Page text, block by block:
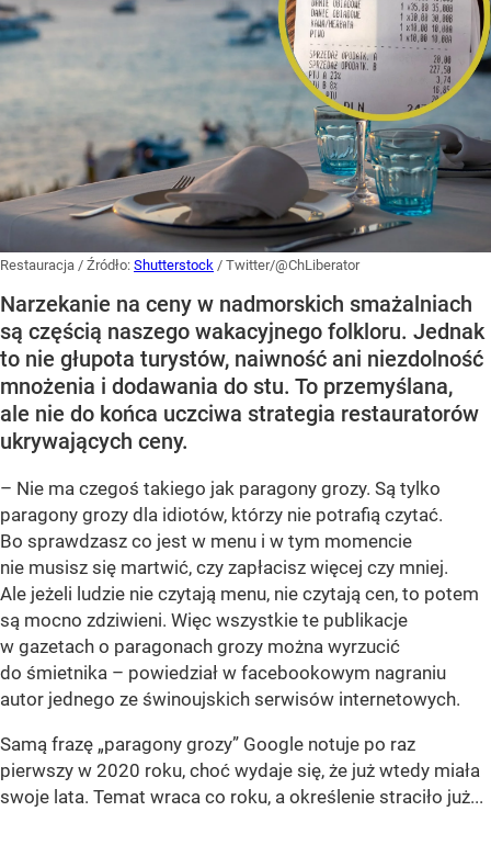
Restauracja / Źródło: Shutterstock / Twitter/@ChLiberator
Narzekanie na ceny w nadmorskich smażalniach
są częścią naszego wakacyjnego folkloru. Jednak
to nie głupota turystów, naiwność ani niezdolność
mnożenia i dodawania do stu. To przemyślana,
ale nie do końca uczciwa strategia restauratorów
ukrywających ceny.
– Nie ma czegoś takiego jak paragony grozy. Są tylko
paragony grozy dla idiotów, którzy nie potrafią czytać.
Bo sprawdzasz co jest w menu i w tym momencie
nie musisz się martwić, czy zapłacisz więcej czy mniej.
Ale jeżeli ludzie nie czytają menu, nie czytają cen, to potem
są mocno zdziwieni. Więc wszystkie te publikacje
w gazetach o paragonach grozy można wyrzucić
do śmietnika – powiedział w facebookowym nagraniu
autor jednego ze świnoujskich serwisów internetowych.
Samą frazę „paragony grozy” Google notuje po raz
pierwszy w 2020 roku, choć wydaje się, że już wtedy miała
swoje lata. Temat wraca co roku, a określenie straciło już...